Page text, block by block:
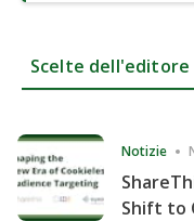
Scelte dell'editore
Notizie
Shift to